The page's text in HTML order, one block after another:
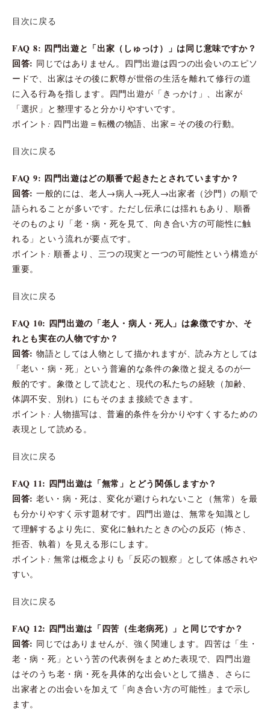
目次に戻る
FAQ 8: 四門出遊と「出家（しゅっけ）」は同じ意味ですか？
回答: 同じではありません。四門出遊は四つの出会いのエピソ
ードで、出家はその後に釈尊が世俗の生活を離れて修行の道
に入る行為を指します。四門出遊が「きっかけ」、出家が
「選択」と整理すると分かりやすいです。
ポイント: 四門出遊＝転機の物語、出家＝その後の行動。
目次に戻る
FAQ 9: 四門出遊はどの順番で起きたとされていますか？
回答: 一般的には、老人→病人→死人→出家者（沙門）の順で
語られることが多いです。ただし伝承には揺れもあり、順番
そのものより「老・病・死を見て、向き合い方の可能性に触
れる」という流れが要点です。
ポイント: 順番より、三つの現実と一つの可能性という構造が
重要。
目次に戻る
FAQ 10: 四門出遊の「老人・病人・死人」は象徴ですか、そ
れとも実在の人物ですか？
回答: 物語としては人物として描かれますが、読み方としては
「老い・病・死」という普遍的な条件の象徴と捉えるのが一
般的です。象徴として読むと、現代の私たちの経験（加齢、
体調不安、別れ）にもそのまま接続できます。
ポイント: 人物描写は、普遍的条件を分かりやすくするための
表現として読める。
目次に戻る
FAQ 11: 四門出遊は「無常」とどう関係しますか？
回答: 老い・病・死は、変化が避けられないこと（無常）を最
も分かりやすく示す題材です。四門出遊は、無常を知識とし
て理解するより先に、変化に触れたときの心の反応（怖さ、
拒否、執着）を見える形にします。
ポイント: 無常は概念よりも「反応の観察」として体感されや
すい。
目次に戻る
FAQ 12: 四門出遊は「四苦（生老病死）」と同じですか？
回答: 同じではありませんが、強く関連します。四苦は「生・
老・病・死」という苦の代表例をまとめた表現で、四門出遊
はそのうち老・病・死を具体的な出会いとして描き、さらに
出家者との出会いを加えて「向き合い方の可能性」まで示し
ます。